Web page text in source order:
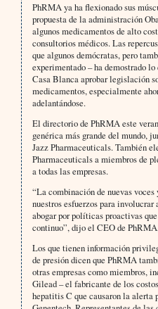
PhRMA ya ha flexionado sus
propuesta de la administración
algunos medicamentos de alto
consultorios médicos. Las
que algunos demócratas, pero
experimentado – ha demostrado
Casa Blanca aprobar legislación
medicamentos, especialmente
adelantándose.
El directorio de PhRMA este
genérica más grande del mundo,
Jazz Pharmaceuticals. También
Pharmaceuticals a miembros de
a todas las empresas.
“La combinación de nuevas
nuestros esfuerzos para involucrar
abogar por políticas proactivas
continuo”, dijo el CEO de
Los que tienen información
de presión dicen que PhRMA
otras empresas como miembros,
Gilead – el fabricante de los
hepatitis C que causaron la alerta